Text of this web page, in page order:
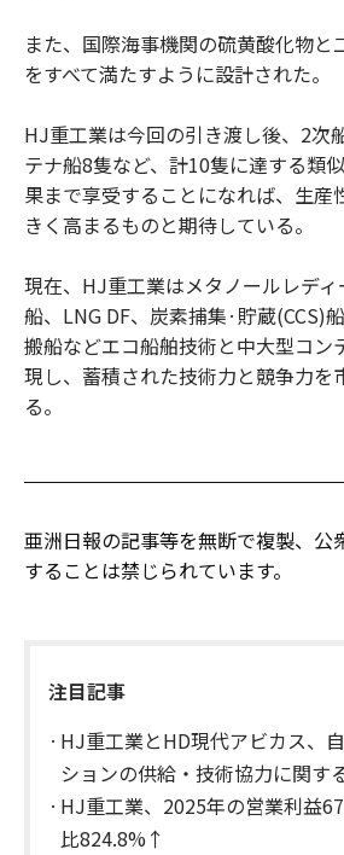
また、国際海事機関の硫黄酸化物と
をすべて満たすように設計された。
HJ重工業は今回の引き渡し後、2次
テナ船8隻など、計10隻に達する類
果まで享受することになれば、生産
きく高まるものと期待している。
現在、HJ重工業はメタノールレデ
船、LNG DF、炭素捕集·貯蔵(CCS)
搬船などエコ船舶技術と中大型コン
現し、蓄積された技術力と競争力を
る。
亜洲日報の記事等を無断で複製、公
することは禁じられています。
注目記事
HJ重工業とHD現代アビカス、
ションの供給・技術協力に関す
HJ重工業、2025年の営業利益
比824.8%↑